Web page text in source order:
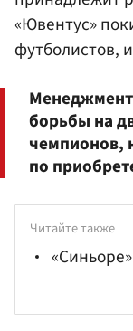
«Ювентус»
футболистов,
борьбы на
чемпионов,
по
Читайте также